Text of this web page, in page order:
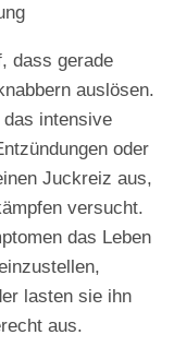
dass gerade
auslösen.
das intensive
oder
Juckreiz aus,
versucht.
das Leben
lasten sie ihn
aus.